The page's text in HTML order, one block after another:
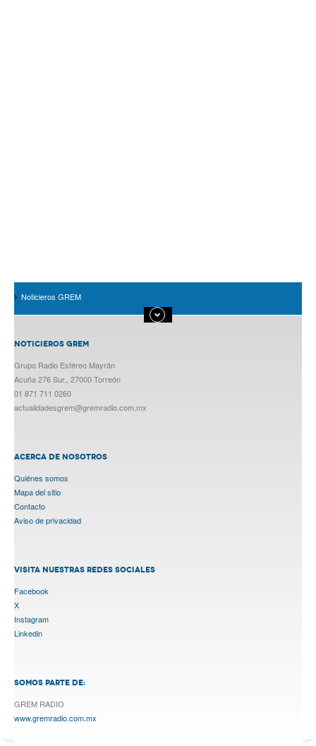
Noticieros GREM
NOTICIEROS GREM
Grupo Radio Estéreo Mayrán
Acuña 276 Sur., 27000 Torreón
01 871 711 0260
actualidadesgrem@gremradio.com.mx
ACERCA DE NOSOTROS
Quiénes somos
Mapa del sitio
Contacto
Aviso de privacidad
VISITA NUESTRAS REDES SOCIALES
Facebook
X
Instagram
Linkedin
SOMOS PARTE DE:
GREM RADIO
www.gremradio.com.mx